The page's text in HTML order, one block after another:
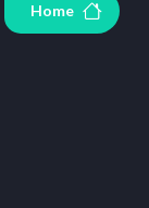
Home